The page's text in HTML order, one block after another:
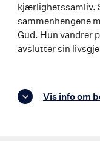
kjærlighetssamliv.
sammenhengene
Gud. Hun vandrer
avslutter sin
Vis info om